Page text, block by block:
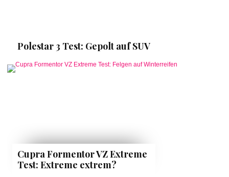
Polestar 3 Test: Gepolt auf SUV
Cupra Formentor VZ Extreme
Test: Extreme extrem?